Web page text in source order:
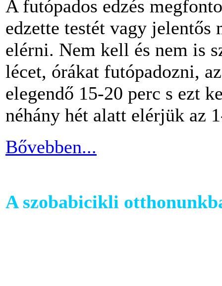
A futópados edzés
edzette testét vagy jelentős
elérni. Nem kell és nem is
lécet, órákat futópadozni,
elegendő 15-20 perc s ezt
néhány hét alatt elérjük az
Bővebben...
A szobabicikli